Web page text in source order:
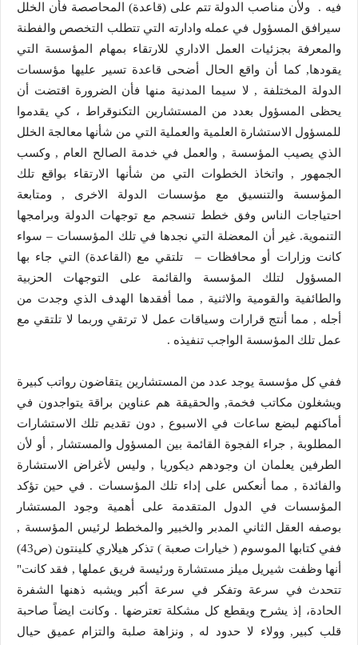
فيه . ولأن مناصب الدولة تتم على (قاعدة) المحاصصة فأن الخلل
سيرافق المسؤول في عمله وادارته التي تتطلب التخصص والفطنة
والمعرفة بجزئيات العمل الاداري للارتقاء بمهام المؤسسة التي
يقودها, كما أن واقع الحال أضحى قاعدة تسير عليها مؤسسات
الدولة المختلفة , لا سيما المدنية منها فأن الضرورة اقتضت أن
يحظى المسؤول بعدد من المستشارين التكنوقراط ، كي يقدموا
للمسؤول الاستشارة العلمية والعملية التي من شأنها معالجة الخلل
الذي يصيب المؤسسة , والعمل في خدمة الصالح العام , وكسب
الجمهور , واتخاذ الخطوات التي من شأنها الارتقاء بواقع تلك
المؤسسة والتنسيق مع مؤسسات الدولة الاخرى , ومتابعة
احتياجات الناس وفق خطط تنسجم مع توجهات الدولة وبرامجها
التنموية. غير أن المعضلة التي نجدها في تلك المؤسسات – سواء
كانت وزارات أو محافظات – تلتقي مع (القاعدة) التي جاء بها
المسؤول لتلك المؤسسة والقائمة على التوجهات الحزبية
والطائفية والقومية والاثنية , مما أفقدها الهدف الذي وجدت من
أجله , مما أنتج قرارات وسياقات عمل لا ترتقي وربما لا تلتقي مع
عمل تلك المؤسسة الواجب تنفيذه .
ففي كل مؤسسة يوجد عدد من المستشارين يتقاضون رواتب كبيرة
ويشغلون مكاتب فخمة, والحقيقة هم عناوين براقة يتواجدون في
أماكنهم لبضع ساعات في الاسبوع , دون تقديم تلك الاستشارات
المطلوبة , جراء الفجوة القائمة بين المسؤول والمستشار , أو لأن
الطرفين يعلمان ان وجودهم ديكوريا , وليس لأغراض الاستشارة
والفائدة , مما أنعكس على إداء تلك المؤسسات . في حين تؤكد
المؤسسات في الدول المتقدمة على أهمية وجود المستشار
بوصفه العقل الثاني المدبر والخبير والمخطط لرئيس المؤسسة ,
ففي كتابها الموسوم ( خيارات صعبة ) تذكر هيلاري كلينتون (ص43)
أنها وظفت شيريل ميلز مستشارة ورئيسة فريق عملها , فقد كانت"
تتحدث في سرعة وتفكر في سرعة أكبر ويشبه ذهنها الشفرة
الحادة، إذ يشرح ويقطع كل مشكلة تعترضها . وكانت ايضاً صاحبة
قلب كبير, وولاء لا حدود له , ونزاهة صلبة والتزام عميق حيال